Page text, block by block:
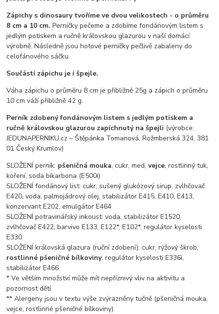
Zápichy s dinosaury tvoříme ve dvou velikostech - o průměru
8 cm a 10 cm. Perníčky pečeme a zdobíme fondánovým listem s
jedlým potiskem a ručně královskou glazurou v naší domácí
výrobně. Následně jsou hotové perníčky pečlivě zabaleny do
celofánového sáčku.
Součástí zápichu je i špejle.
Váha zápichu o průměru 8 cm je přibližně 25g a zápich o průměru
10 cm váží přibližně 42 g.
Perník zdobený fondánovým listem s jedlým potiskem a
ručně královskou glazurou zapíchnutý na špejli (výrobce:
JEDUNAPERNIKU.cz – Štěpánka Tomanová, Rožmberská 324, 381
01 Český Krumlov)
SLOŽENÍ perník: pšeničná mouka, cukr, med,vejce, rostlinný tuk,
koření, soda bikarbona (E500i)
SLOŽENÍ fondánový list: cukr, sušený glukózový sirup, zvlhčovač
E420, voda, palmojádrový olej, stabilizátor E415, E410, E413,
konzervant E202, emulgátor E464
SLOŽENÍ potravinářský inkoust: voda, stabilizátor E1520,
zvlhčovač E422, barvivo E133, E122*, E102*, regulátor kyselosti
E330
SLOŽENÍ královská glazura (ruční zdobení): cukr, rýžový škrob,
rostlinné pšeničné bílkoviny, regulátor kyselosti E336i,
stabilizátor E466
* Ve větším množství může mít nepříznivý vliv na aktivitu a
pozornost dětí
** Alergeny jsou v textu výše zvýrazněny tučně (pšeničná mouka,
vejce, rostlinné pšeničné bílkoviny)